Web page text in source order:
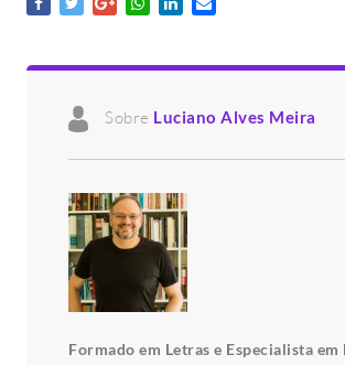
Sobre Luciano Alves Meira
Formado em Letras e Especialista em